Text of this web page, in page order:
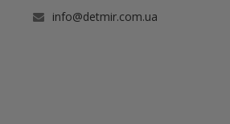
info@detmir.com.ua